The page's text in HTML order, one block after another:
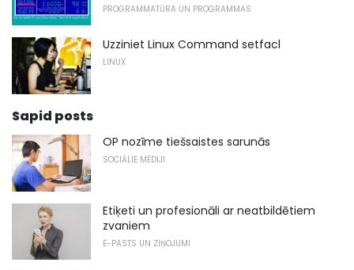
PROGRAMMATŪRA UN PROGRAMMAS
Uzziniet Linux Command setfacl
LINUX
Sapid posts
OP nozīme tiešsaistes sarunās
SOCIĀLIE MĒDIJI
Etiķeti un profesionāli ar neatbildētiem
zvaniem
E-PASTS UN ZIŅOJUMI